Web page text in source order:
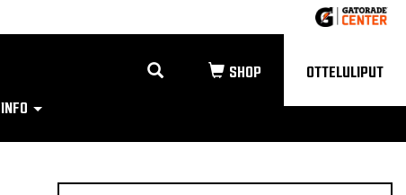
OTTELULIPUT
INFO